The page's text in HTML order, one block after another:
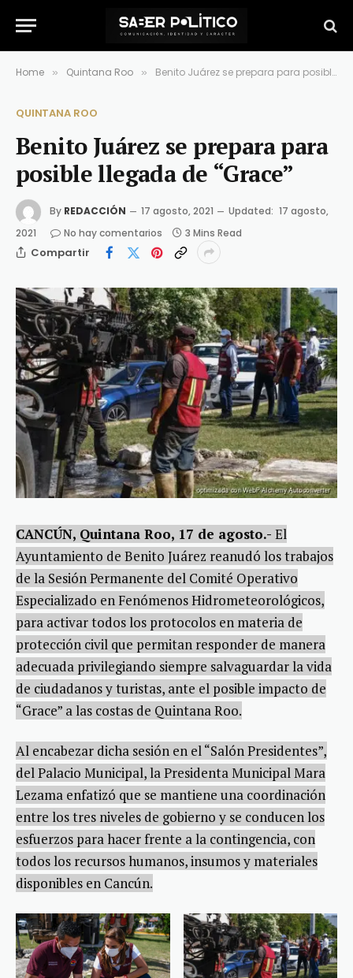
Home » Quintana Roo » Benito Juárez se prepara para posible llegada de “Grace”
QUINTANA ROO
Benito Juárez se prepara para
posible llegada de “Grace”
By REDACCIÓN 17 agosto, 2021 Updated: 17 agosto,
2021
No hay comentarios 3 Mins Read
Compartir
CANCÚN, Quintana Roo, 17 de agosto.- El
Ayuntamiento de Benito Juárez reanudó los trabajos
de la Sesión Permanente del Comité Operativo
Especializado en Fenómenos Hidrometeorológicos,
para activar todos los protocolos en materia de
protección civil que permitan responder de manera
adecuada privilegiando siempre salvaguardar la vida
de ciudadanos y turistas, ante el posible impacto de
“Grace” a las costas de Quintana Roo.
Al encabezar dicha sesión en el “Salón Presidentes”,
del Palacio Municipal, la Presidenta Municipal Mara
Lezama enfatizó que se mantiene una coordinación
entre los tres niveles de gobierno y se conducen los
esfuerzos para hacer frente a la contingencia, con
todos los recursos humanos, insumos y materiales
disponibles en Cancún.